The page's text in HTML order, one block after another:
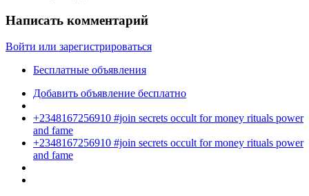
Написать комментарий
Войти или зарегистрироваться
Бесплатные объявления
Добавить объявление бесплатно
+2348167256910 #join secrets occult for money rituals power
and fame
+2348167256910 #join secrets occult for money rituals power
and fame